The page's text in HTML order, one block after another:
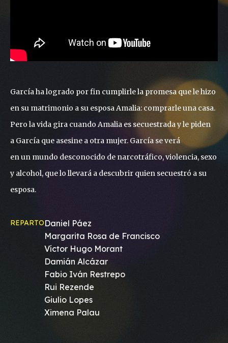
García ha logrado por fin cumplirle la promesa que le hizo
en su matrimonio a su esposa Amalia: comprarle una casa.
Pero la vida gira cuando Amalia es secuestrada y le piden
a García que asesine a otra mujer. García se verá
en un mundo desconocido de narcotráfico, violencia, sexo
y alcohol, que lo llevará a descubrir quien secuestró a su
esposa.
REPARTODaniel Páez
Margarita Rosa de Francisco
Víctor Hugo Morant
Damián Alcázar
Fabio Iván Restrepo
Rui Rezende
Giulio Lopes
Ximena Palau